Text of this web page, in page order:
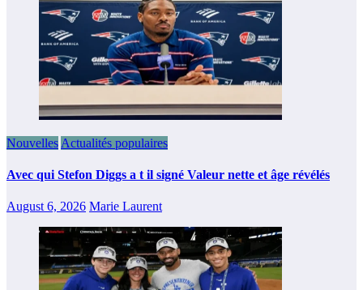
Nouvelles Actualités populaires
Avec qui Stefon Diggs a t il signé Valeur nette et âge révélés
August 6, 2026 Marie Laurent